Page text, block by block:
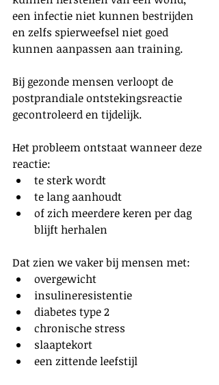
een infectie niet kunnen bestrijden
en zelfs spierweefsel niet goed
kunnen aanpassen aan training.
Bij gezonde mensen verloopt de
postprandiale ontstekingsreactie
gecontroleerd en tijdelijk.
Het probleem ontstaat wanneer deze
reactie:
te sterk wordt
te lang aanhoudt
of zich meerdere keren per dag
blijft herhalen
Dat zien we vaker bij mensen met:
overgewicht
insulineresistentie
diabetes type 2
chronische stress
slaaptekort
een zittende leefstijl